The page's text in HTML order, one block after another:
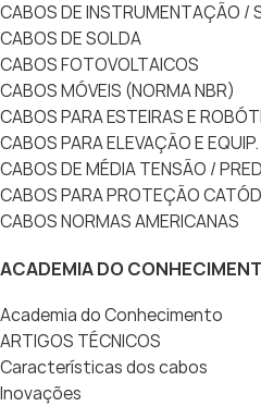
CABOS DE INSTRUMENTAÇÃO /
CABOS DE SOLDA
CABOS FOTOVOLTAICOS
CABOS MÓVEIS (NORMA NBR)
CABOS PARA ESTEIRAS E
CABOS PARA ELEVAÇÃO E
CABOS DE MÉDIA TENSÃO /
CABOS PARA PROTEÇÃO
CABOS NORMAS AMERICANAS
ACADEMIA DO
Academia do Conhecimento
ARTIGOS TÉCNICOS
Características dos cabos
Inovações